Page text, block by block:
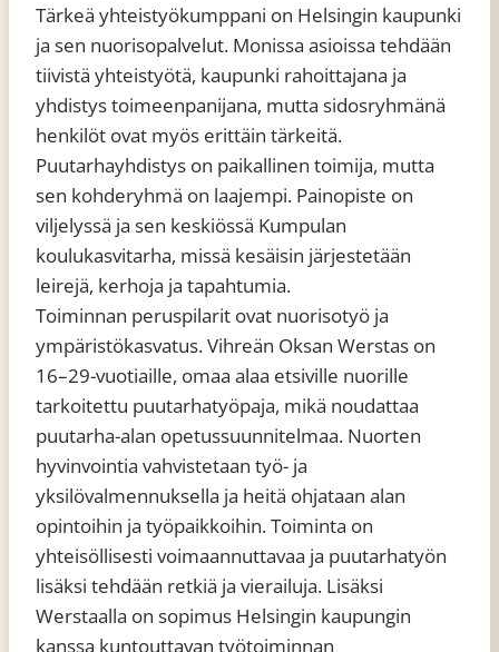
Tärkeä yhteistyökumppani on Helsingin kaupunki
ja sen nuorisopalvelut. Monissa asioissa tehdään
tiivistä yhteistyötä, kaupunki rahoittajana ja
yhdistys toimeenpanijana, mutta sidosryhmänä
henkilöt ovat myös erittäin tärkeitä.
Puutarhayhdistys on paikallinen toimija, mutta
sen kohderyhmä on laajempi. Painopiste on
viljelyssä ja sen keskiössä Kumpulan
koulukasvitarha, missä kesäisin järjestetään
leirejä, kerhoja ja tapahtumia.
Toiminnan peruspilarit ovat nuorisotyö ja
ympäristökasvatus. Vihreän Oksan Werstas on
16–29-vuotiaille, omaa alaa etsiville nuorille
tarkoitettu puutarhatyöpaja, mikä noudattaa
puutarha-alan opetussuunnitelmaa. Nuorten
hyvinvointia vahvistetaan työ- ja
yksilövalmennuksella ja heitä ohjataan alan
opintoihin ja työpaikkoihin. Toiminta on
yhteisöllisesti voimaannuttavaa ja puutarhatyön
lisäksi tehdään retkiä ja vierailuja. Lisäksi
Werstaalla on sopimus Helsingin kaupungin
kanssa kuntouttavan työtoiminnan